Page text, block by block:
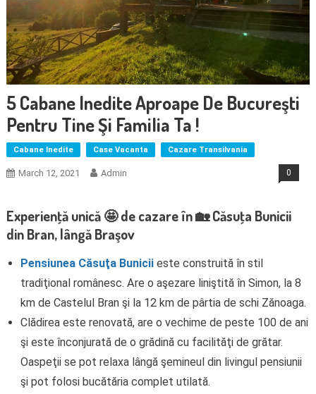
5 Cabane Inedite Aproape De Bucureşti
Pentru Tine Şi Familia Ta !
Cabane Inedite Case Vacanta Cazare Transilvania
March 12, 2021 Admin 0
Experienţă unică 🤩 de cazare în 🏡 Căsuţa Bunicii
din Bran, lângă Braşov
Pensiunea Căsuţa Bunicii este construită în stil
tradiţional românesc. Are o aşezare liniştită în Simon, la 8
km de Castelul Bran şi la 12 km de pârtia de schi Zănoaga.
Clădirea este renovată, are o vechime de peste 100 de ani
şi este înconjurată de o grădină cu facilităţi de grătar.
Oaspeţii se pot relaxa lângă şemineul din livingul pensiunii
şi pot folosi bucătăria complet utilată.